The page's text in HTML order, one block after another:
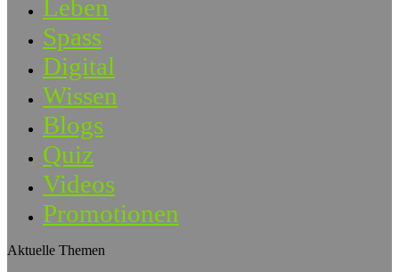
Leben
Spass
Digital
Wissen
Blogs
Quiz
Videos
Promotionen
Aktuelle Themen